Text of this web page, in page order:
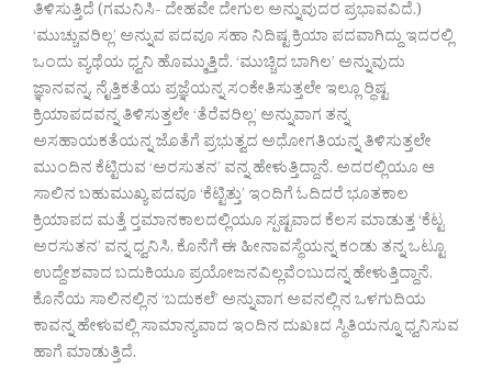
ತಿಳಿಸುತ್ತಿದೆ (ಗಮನಿಸಿ- ದೇಹವೇ ದೇಗುಲ ಅನ್ನುವುದರ ಪ್ರಭಾವವಿದೆ.)
‘ಮುಚ್ಚುವರಿಲ್ಲ’ ಅನ್ನುವ ಪದವೂ ಸಹಾ ನಿದಿಷ್ಟ ಕ್ರಿಯಾ ಪದವಾಗಿದ್ದು ಇದರಲ್ಲಿ
ಒಂದು ವ್ಯಥೆಯ ಧ್ವನಿ ಹೊಮ್ಮುತ್ತಿದೆ. ‘ಮುಚ್ಚಿದ ಬಾಗಿಲ’ ಅನ್ನುವುದು
ಜ್ಞಾನವನ್ನ, ನೈತ್ತಿಕತೆಯ ಪ್ರಜ್ಞೆಯನ್ನ ಸಂಕೇತಿಸುತ್ತಲೇ ಇಲ್ಲೂ ರ‍್ಧಿಷ್ಟ
ಕ್ರಿಯಾಪದವನ್ನ ತಿಳಿಸುತ್ತಲೇ ‘ತೆರೆವರಿಲ್ಲ’ ಅನ್ನುವಾಗ ತನ್ನ
ಅಸಹಾಯಕತೆಯನ್ನ ಜೊತೆಗೆ ಪ್ರಭುತ್ವದ ಅಧೋಗತಿಯನ್ನ ತಿಳಿಸುತ್ತಲೇ
ಮುಂದಿನ ಕೆಟ್ಟಿರುವ ‘ಅರಸುತನ’ ವನ್ನ ಹೇಳುತ್ತಿದ್ದಾನೆ. ಅದರಲ್ಲಿಯೂ ಆ
ಸಾಲಿನ ಬಹುಮುಖ್ಯ ಪದವೂ ‘ಕೆಟ್ಟಿತ್ತು’ ಇಂದಿಗೆ ಓದಿದರೆ ಭೂತಕಾಲ
ಕ್ರಿಯಾಪದ ಮತ್ತೆ ರ‍್ತಮಾನಕಾಲದಲ್ಲಿಯೂ ಸ್ಪಷ್ಟವಾದ ಕೆಲಸ ಮಾಡುತ್ತ ‘ಕೆಟ್ಟ
ಅರಸುತನ’ ವನ್ನ ಧ್ವನಿಸಿ, ಕೊನೆಗೆ ಈ ಹೀನಾವಸ್ಥೆಯನ್ನ ಕಂಡು ತನ್ನ ಒಟ್ಟೂ
ಉದ್ದೇಶವಾದ ಬದುಕಿಯೂ ಪ್ರಯೋಜನವಿಲ್ಲವೆಂಬುದನ್ನ ಹೇಳುತ್ತಿದ್ದಾನೆ.
ಕೊನೆಯ ಸಾಲಿನಲ್ಲಿನ ‘ಬದುಕಲೆ’ ಅನ್ನುವಾಗ ಅವನಲ್ಲಿನ ಒಳಗುದಿಯ
ಕಾವನ್ನ ಹೇಳುವಲ್ಲಿ ಸಾಮಾನ್ಯವಾದ ಇಂದಿನ ದುಖಃದ ಸ್ಥಿತಿಯನ್ನೂ ಧ್ವನಿಸುವ
ಹಾಗೆ ಮಾಡುತ್ತಿದೆ.